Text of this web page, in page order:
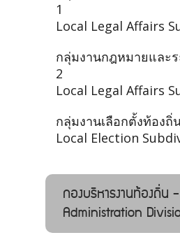
1
Local Legal Affairs
กลุ่มงานกฎหมายและ
2
Local Legal Affairs
กลุ่มงานเลือกตั้งท้องถิ่
Local Election
กองบริหารงานท้องถิ่น
Administration